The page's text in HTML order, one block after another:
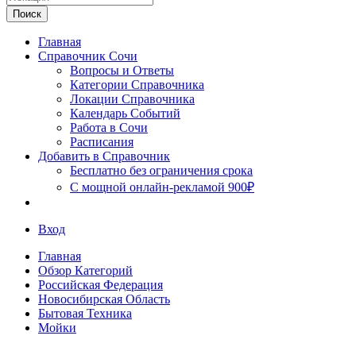
Сочи
Поиск
Главная
Справочник Сочи
Вопросы и Ответы
Категории Справочника
Локации Справочника
Календарь Событий
Работа в Сочи
Расписания
Добавить в Справочник
Бесплатно без ограничения срока
С мощной онлайн-рекламой 900₽
Вход
Главная
Обзор Категорий
Российская Федерация
Новосибирская Область
Бытовая Техника
Мойки